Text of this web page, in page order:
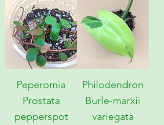
Peperomia
Prostata
pepperspot
Philodendron
Burle-marxii
variegata